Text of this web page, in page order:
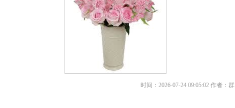
时间：2026-07-24 09:05:02 作者：群